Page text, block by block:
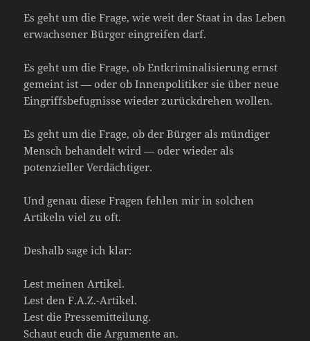
Es geht um die Frage, wie weit der Staat in das Leben
erwachsener Bürger eingreifen darf.
Es geht um die Frage, ob Entkriminalisierung ernst
gemeint ist — oder ob Innenpolitiker sie über neue
Eingriffsbefugnisse wieder zurückdrehen wollen.
Es geht um die Frage, ob der Bürger als mündiger
Mensch behandelt wird — oder wieder als
potenzieller Verdächtiger.
Und genau diese Fragen fehlen mir in solchen
Artikeln viel zu oft.
Deshalb sage ich klar:
Lest meinen Artikel.
Lest den F.A.Z.-Artikel.
Lest die Pressemitteilung.
Schaut euch die Argumente an.